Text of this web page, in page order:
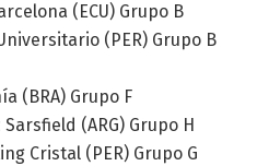
(ECU) Grupo B
(PER) Grupo B
(BRA) Grupo F
(ARG) Grupo H
Cristal (PER) Grupo G